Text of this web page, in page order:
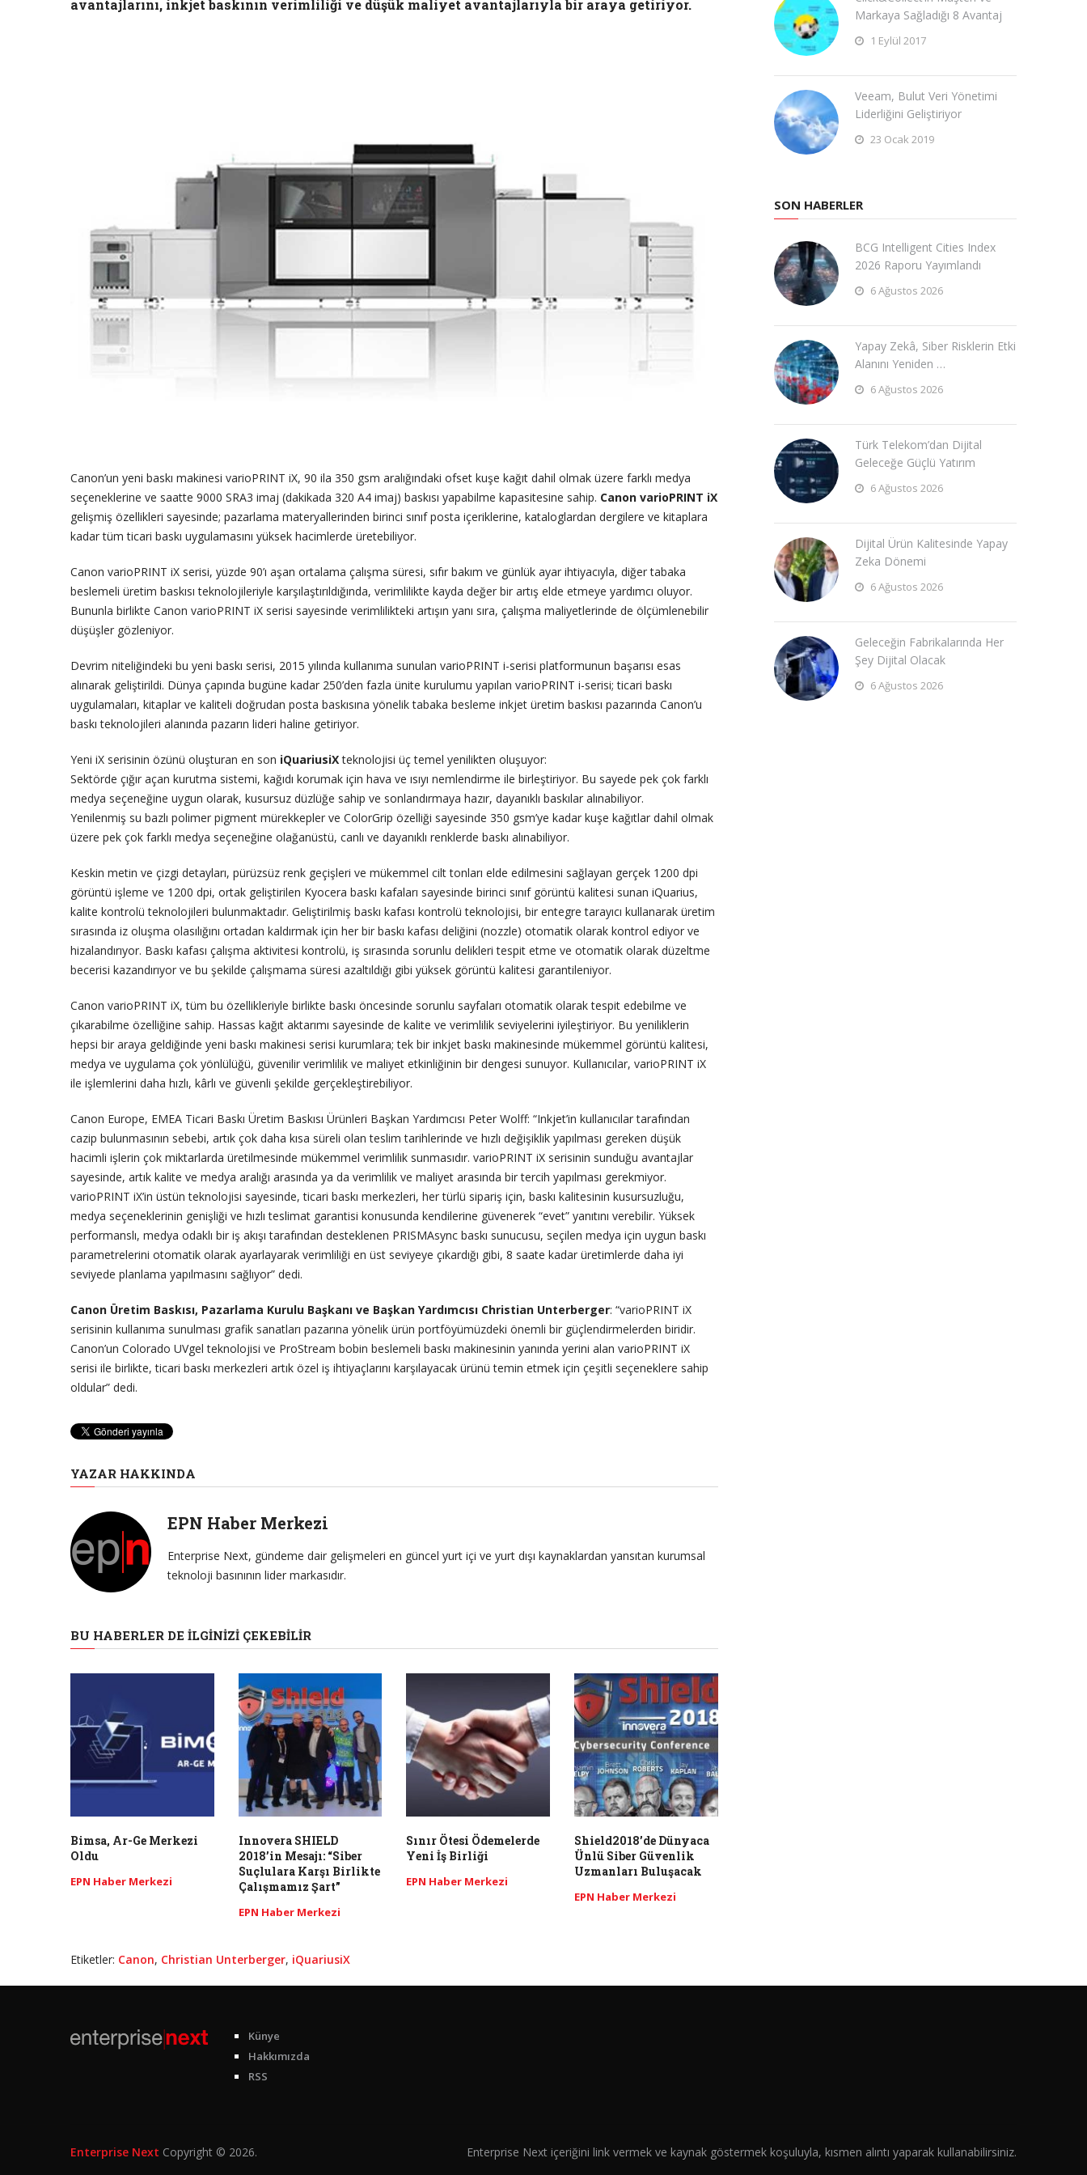
avantajlarını, inkjet baskının verimliliği ve düşük maliyet avantajlarıyla bir araya getiriyor.
Canon’un yeni baskı makinesi varioPRINT iX, 90 ila 350 gsm aralığındaki ofset kuşe kağıt dahil olmak üzere farklı medya
seçeneklerine ve saatte 9000 SRA3 imaj (dakikada 320 A4 imaj) baskısı yapabilme kapasitesine sahip. Canon varioPRINT iX
gelişmiş özellikleri sayesinde; pazarlama materyallerinden birinci sınıf posta içeriklerine, kataloglardan dergilere ve kitaplara
kadar tüm ticari baskı uygulamasını yüksek hacimlerde üretebiliyor.
Canon varioPRINT iX serisi, yüzde 90’ı aşan ortalama çalışma süresi, sıfır bakım ve günlük ayar ihtiyacıyla, diğer tabaka
beslemeli üretim baskısı teknolojileriyle karşılaştırıldığında, verimlilikte kayda değer bir artış elde etmeye yardımcı oluyor.
Bununla birlikte Canon varioPRINT iX serisi sayesinde verimlilikteki artışın yanı sıra, çalışma maliyetlerinde de ölçümlenebilir
düşüşler gözleniyor.
Devrim niteliğindeki bu yeni baskı serisi, 2015 yılında kullanıma sunulan varioPRINT i-serisi platformunun başarısı esas
alınarak geliştirildi. Dünya çapında bugüne kadar 250’den fazla ünite kurulumu yapılan varioPRINT i-serisi; ticari baskı
uygulamaları, kitaplar ve kaliteli doğrudan posta baskısına yönelik tabaka besleme inkjet üretim baskısı pazarında Canon’u
baskı teknolojileri alanında pazarın lideri haline getiriyor.
Yeni iX serisinin özünü oluşturan en son iQuariusiXteknolojisi üç temel yenilikten oluşuyor:
Sektörde çığır açan kurutma sistemi, kağıdı korumak için hava ve ısıyı nemlendirme ile birleştiriyor. Bu sayede pek çok farklı
medya seçeneğine uygun olarak, kusursuz düzlüğe sahip ve sonlandırmaya hazır, dayanıklı baskılar alınabiliyor.
Yenilenmiş su bazlı polimer pigment mürekkepler ve ColorGrip özelliği sayesinde 350 gsm’ye kadar kuşe kağıtlar dahil olmak
üzere pek çok farklı medya seçeneğine olağanüstü, canlı ve dayanıklı renklerde baskı alınabiliyor.
Keskin metin ve çizgi detayları, pürüzsüz renk geçişleri ve mükemmel cilt tonları elde edilmesini sağlayan gerçek 1200 dpi
görüntü işleme ve 1200 dpi, ortak geliştirilen Kyocera baskı kafaları sayesinde birinci sınıf görüntü kalitesi sunan iQuarius,
kalite kontrolü teknolojileri bulunmaktadır. Geliştirilmiş baskı kafası kontrolü teknolojisi, bir entegre tarayıcı kullanarak üretim
sırasında iz oluşma olasılığını ortadan kaldırmak için her bir baskı kafası deliğini (nozzle) otomatik olarak kontrol ediyor ve
hizalandırıyor. Baskı kafası çalışma aktivitesi kontrolü, iş sırasında sorunlu delikleri tespit etme ve otomatik olarak düzeltme
becerisi kazandırıyor ve bu şekilde çalışmama süresi azaltıldığı gibi yüksek görüntü kalitesi garantileniyor.
Canon varioPRINT iX, tüm bu özellikleriyle birlikte baskı öncesinde sorunlu sayfaları otomatik olarak tespit edebilme ve
çıkarabilme özelliğine sahip. Hassas kağıt aktarımı sayesinde de kalite ve verimlilik seviyelerini iyileştiriyor. Bu yeniliklerin
hepsi bir araya geldiğinde yeni baskı makinesi serisi kurumlara; tek bir inkjet baskı makinesinde mükemmel görüntü kalitesi,
medya ve uygulama çok yönlülüğü, güvenilir verimlilik ve maliyet etkinliğinin bir dengesi sunuyor. Kullanıcılar, varioPRINT iX
ile işlemlerini daha hızlı, kârlı ve güvenli şekilde gerçekleştirebiliyor.
Canon Europe, EMEA Ticari Baskı Üretim Baskısı Ürünleri Başkan Yardımcısı Peter Wolff: “Inkjet’in kullanıcılar tarafından
cazip bulunmasının sebebi, artık çok daha kısa süreli olan teslim tarihlerinde ve hızlı değişiklik yapılması gereken düşük
hacimli işlerin çok miktarlarda üretilmesinde mükemmel verimlilik sunmasıdır. varioPRINT iX serisinin sunduğu avantajlar
sayesinde, artık kalite ve medya aralığı arasında ya da verimlilik ve maliyet arasında bir tercih yapılması gerekmiyor.
varioPRINT iX’in üstün teknolojisi sayesinde, ticari baskı merkezleri, her türlü sipariş için, baskı kalitesinin kusursuzluğu,
medya seçeneklerinin genişliği ve hızlı teslimat garantisi konusunda kendilerine güvenerek “evet” yanıtını verebilir. Yüksek
performanslı, medya odaklı bir iş akışı tarafından desteklenen PRISMAsync baskı sunucusu, seçilen medya için uygun baskı
parametrelerini otomatik olarak ayarlayarak verimliliği en üst seviyeye çıkardığı gibi, 8 saate kadar üretimlerde daha iyi
seviyede planlama yapılmasını sağlıyor” dedi.
Canon Üretim Baskısı, Pazarlama Kurulu Başkanı ve Başkan Yardımcısı Christian Unterberger: “varioPRINT iX
serisinin kullanıma sunulması grafik sanatları pazarına yönelik ürün portföyümüzdeki önemli bir güçlendirmelerden biridir.
Canon’un Colorado UVgel teknolojisi ve ProStream bobin beslemeli baskı makinesinin yanında yerini alan varioPRINT iX
serisi ile birlikte, ticari baskı merkezleri artık özel iş ihtiyaçlarını karşılayacak ürünü temin etmek için çeşitli seçeneklere sahip
oldular” dedi.
YAZAR HAKKINDA
EPN Haber Merkezi
Enterprise Next, gündeme dair gelişmeleri en güncel yurt içi ve yurt dışı kaynaklardan yansıtan kurumsal
teknoloji basınının lider markasıdır.
BU HABERLER DE İLGINIZI ÇEKEBILIR
Bimsa, Ar-Ge Merkezi
Oldu
EPN Haber Merkezi
Innovera SHIELD
2018’in Mesajı: “Siber
Suçlulara Karşı Birlikte
Çalışmamız Şart”
EPN Haber Merkezi
Sınır Ötesi Ödemelerde
Yeni İş Birliği
EPN Haber Merkezi
Shield2018’de Dünyaca
Ünlü Siber Güvenlik
Uzmanları Buluşacak
EPN Haber Merkezi
Etiketler: Canon, Christian Unterberger, iQuariusiX
Markaya Sağladığı 8 Avantaj
1 Eylül 2017
Veeam, Bulut Veri Yönetimi
Liderliğini Geliştiriyor
23 Ocak 2019
SON HABERLER
BCG Intelligent Cities Index
2026 Raporu Yayımlandı
6 Ağustos 2026
Yapay Zekâ, Siber Risklerin Etki
Alanını Yeniden …
6 Ağustos 2026
Türk Telekom’dan Dijital
Geleceğe Güçlü Yatırım
6 Ağustos 2026
Dijital Ürün Kalitesinde Yapay
Zeka Dönemi
6 Ağustos 2026
Geleceğin Fabrikalarında Her
Şey Dijital Olacak
6 Ağustos 2026
Künye
Hakkımızda
RSS
Enterprise Next Copyright © 2026. Enterprise Next içeriğini link vermek ve kaynak göstermek koşuluyla, kısmen alıntı yaparak kullanabilirsiniz.